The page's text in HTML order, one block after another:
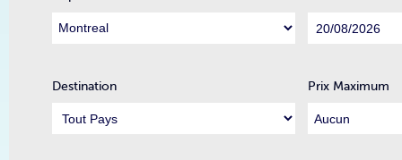
Destination Prix Maximum